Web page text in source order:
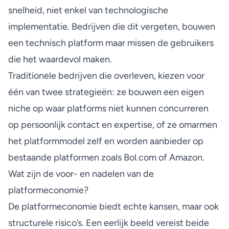
snelheid, niet enkel van technologische
implementatie. Bedrijven die dit vergeten, bouwen
een technisch platform maar missen de gebruikers
die het waardevol maken.
Traditionele bedrijven die overleven, kiezen voor
één van twee strategieën: ze bouwen een eigen
niche op waar platforms niet kunnen concurreren
op persoonlijk contact en expertise, of ze omarmen
het platformmodel zelf en worden aanbieder op
bestaande platformen zoals Bol.comof Amazon.
Wat zijn de voor- en nadelen van de
platformeconomie?
De platformeconomie biedt echte kansen, maar ook
structurele risico’s. Een eerlijk beeld vereist beide